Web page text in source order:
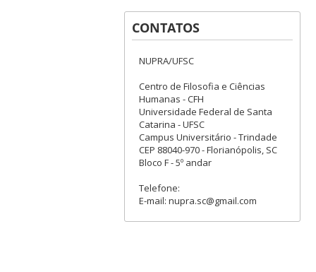
CONTATOS
NUPRA/UFSC
Centro de Filosofia e Ciências
Humanas - CFH
Universidade Federal de Santa
Catarina - UFSC
Campus Universitário - Trindade
CEP 88040-970 - Florianópolis, SC
Bloco F - 5º andar
Telefone:
E-mail: nupra.sc@gmail.com